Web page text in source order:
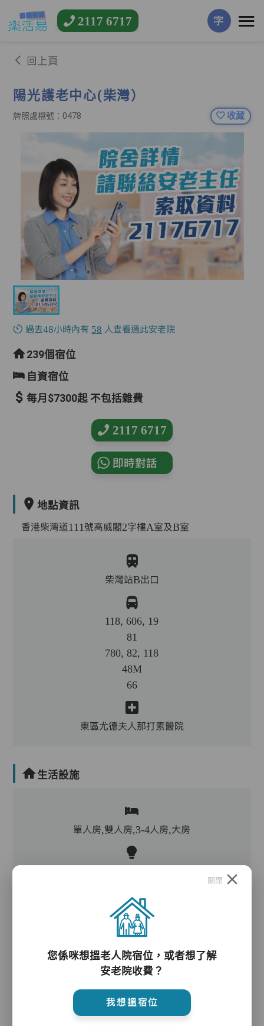
2117 6717 字
回上頁
陽光護老中心(柴灣）
牌照處檔號：0478 收藏
過去48小時內有 58 人查看過此安老院
239個宿位
自資宿位
每月$7300起 不包括雜費
2117 6717
即時對話
地點資訊
香港柴灣道111號高威閣2字樓A室及B室
柴灣站B出口
118, 606, 19
81
780, 82, 118
48M
66
東區尤德夫人那打素醫院
生活設施
單人房,雙人房,3-4人房,大房
電動床,氣墊床,電梯,防滑扶手,助行器/拐杖,輪椅
護理服務
主管,助理員,護理員,保健員,到診醫生,中醫
關閉
您係咪想搵老人院宿位，或者想了解
安老院收費？
我想搵宿位